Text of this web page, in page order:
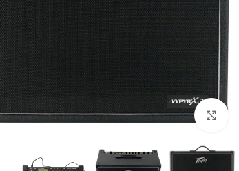
بزرگنمایی تصویر